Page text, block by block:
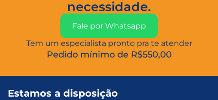
necessidade.
Fale por Whatsapp
Tem um especialista pronto pra te atender
Pedido mínimo de R$550,00
Estamos a disposição